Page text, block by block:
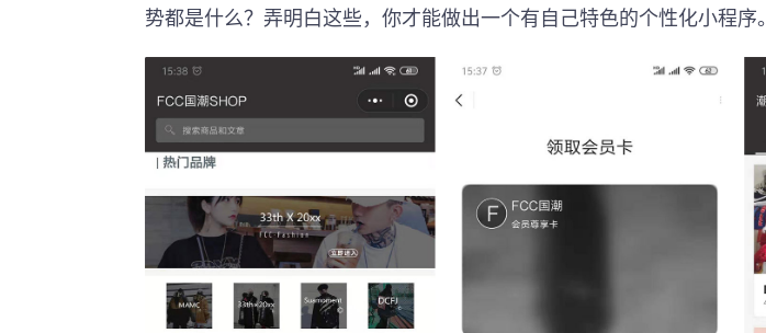
势都是什么？弄明白这些，你才能做出一个有自己特色的个性化小程序。